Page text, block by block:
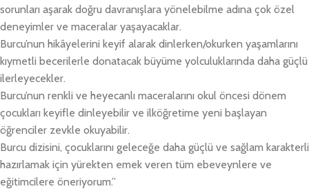
sorunları aşarak doğru davranışlara yönelebilme adına çok özel
deneyimler ve maceralar yaşayacaklar.
Burcu’nun hikâyelerini keyif alarak dinlerken/okurken yaşamlarını
kıymetli becerilerle donatacak büyüme yolculuklarında daha güçlü
ilerleyecekler.
Burcu’nun renkli ve heyecanlı maceralarını okul öncesi dönem
çocukları keyifle dinleyebilir ve ilköğretime yeni başlayan
öğrenciler zevkle okuyabilir.
Burcu dizisini, çocuklarını geleceğe daha güçlü ve sağlam karakterli
hazırlamak için yürekten emek veren tüm ebeveynlere ve
eğitimcilere öneriyorum.”